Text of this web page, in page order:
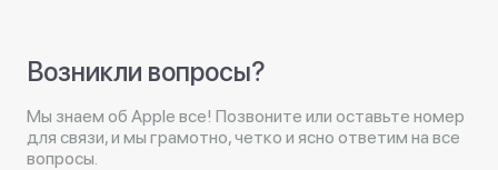
Возникли вопросы?
Мы знаем об Apple все! Позвоните или оставьте номер
для связи, и мы грамотно, четко и ясно ответим на все
вопросы.